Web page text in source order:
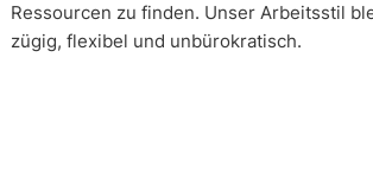
Ressourcen zu finden. Unser Arbeitsstil
zügig, flexibel und unbürokratisch.